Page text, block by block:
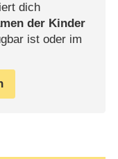
dich
der Kinder
ist oder im